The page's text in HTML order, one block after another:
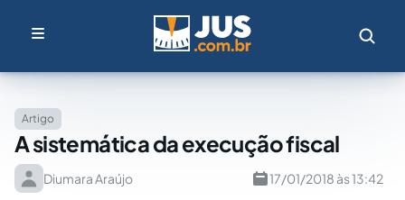
Artigo
A sistemática da execução fiscal
Diumara Araújo 17/01/2018 às 13:42